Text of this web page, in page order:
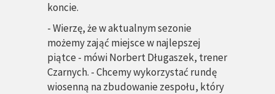
koncie.
- Wierzę, że w aktualnym sezonie
możemy zająć miejsce w najlepszej
piątce - mówi Norbert Długaszek, trener
Czarnych. - Chcemy wykorzystać rundę
wiosenną na zbudowanie zespołu, który